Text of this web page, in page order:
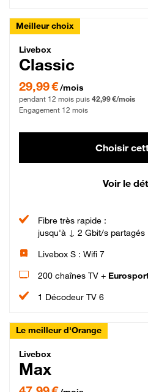
Meilleur choix
Livebox Classic
Livebox
Classic
29,99 € par mois pendant 12 mois
29,99 €/mois
pendant 12 mois puis 42,99 €/mois
Engagement 12 mois
Choisir
Voir le
Fibre très rapide :
jusqu'à ↓ 2 Gbit/s
Livebox S : Wifi 7
200 chaînes TV +
1 Décodeur TV 6
Le meilleur d'Orange
Livebox Max Fibre
Livebox
Max
47,99 € par mois pendant 12 mois